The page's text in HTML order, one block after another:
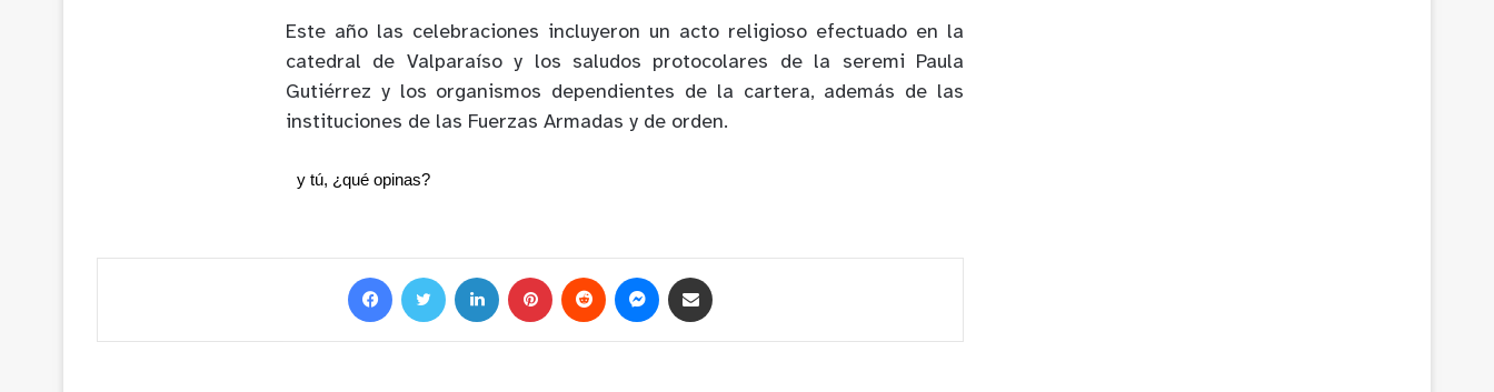
Este año las celebraciones incluyeron un acto religioso efectuado en la
catedral de Valparaíso y los saludos protocolares de la seremi Paula
Gutiérrez y los organismos dependientes de la cartera, además de las
instituciones de las Fuerzas Armadas y de orden.
y tú, ¿qué opinas?